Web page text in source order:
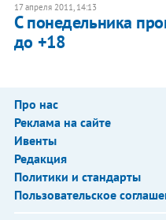
17 апреля 2011, 14:13
С понедельника
до +18
Про нас
Реклама на сайте
Ивенты
Редакция
Политики и стандарты
Пользовательское